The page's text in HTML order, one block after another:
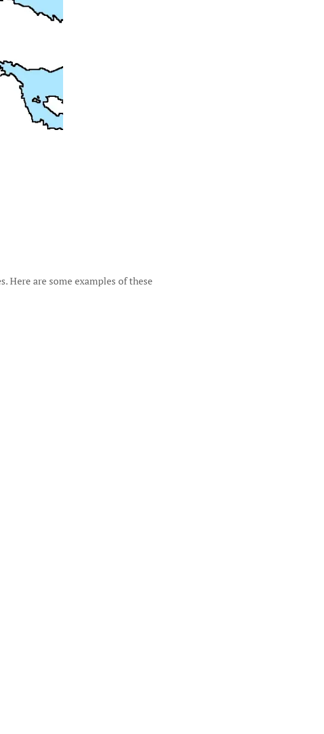
Here are some examples of these